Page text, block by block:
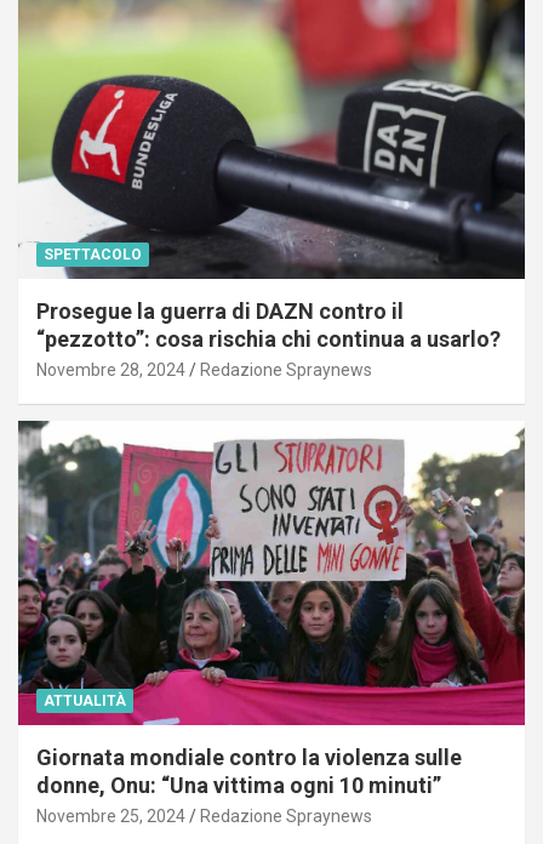
SPETTACOLO
Prosegue la guerra di DAZN contro il
“pezzotto”: cosa rischia chi continua a usarlo?
Novembre 28, 2024 Redazione Spraynews
ATTUALITÀ
Giornata mondiale contro la violenza sulle
donne, Onu: “Una vittima ogni 10 minuti”
Novembre 25, 2024 Redazione Spraynews